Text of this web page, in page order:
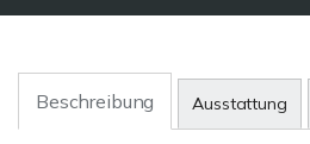
Beschreibung Ausstattung